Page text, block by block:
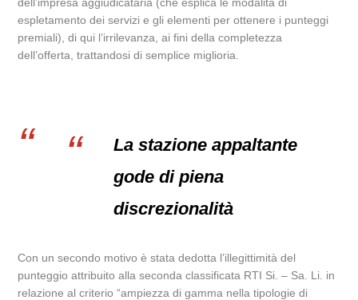
espletamento dei servizi e gli elementi per ottenere i punteggi
premiali), di qui l’irrilevanza, ai fini della completezza
dell’offerta, trattandosi di semplice miglioria.
La stazione appaltante
gode di piena
discrezionalità
Con un secondo motivo è stata dedotta l’illegittimità del
punteggio attribuito alla seconda classificata RTI Si. – Sa. Li. in
relazione al criterio “ampiezza di gamma nella tipologie di